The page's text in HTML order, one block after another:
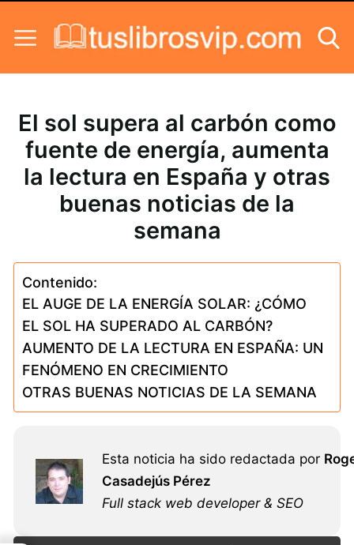
El sol supera al carbón como
fuente de energía, aumenta
la lectura en España y otras
buenas noticias de la
semana
Contenido:
EL AUGE DE LA ENERGÍA SOLAR: ¿CÓMO
EL SOL HA SUPERADO AL CARBÓN?
AUMENTO DE LA LECTURA EN ESPAÑA: UN
FENÓMENO EN CRECIMIENTO
OTRAS BUENAS NOTICIAS DE LA SEMANA
Esta noticia ha sido redactada por
Casadejús Pérez
Full stack web developer & SEO